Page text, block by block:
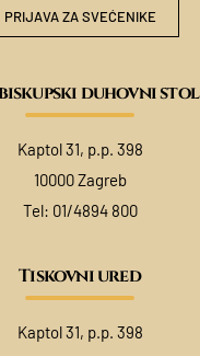
PRIJAVA ZA SVEĆENIKE
duhovni stol
Kaptol 31, p.p. 398
10000 Zagreb
Tel: 01/4894 800
Tiskovni ured
Kaptol 31, p.p. 398